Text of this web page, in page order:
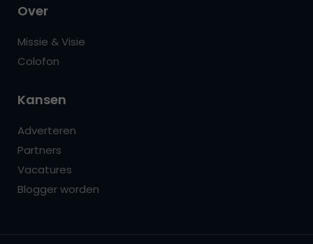
Over
Missie & Visie
Colofon
Kansen
Adverteren
Partners
Vacatures
Blogger worden